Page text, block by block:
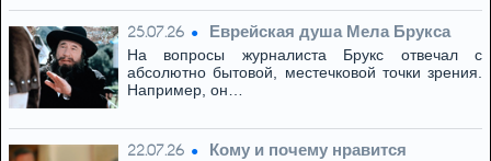
25.07.26 Eвpeйская душа Мела Брукса
На вопросы журналиста Брукс отвечал с
абсолютно бытовой, местечковой точки зрения.
Например, он…
22.07.26
Кому и почему нравится